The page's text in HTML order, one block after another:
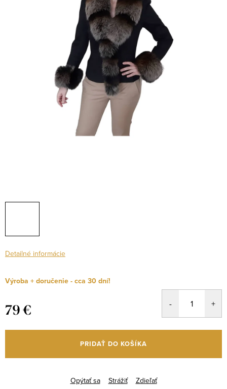
Detailné informácie
Výroba + doručenie - cca 30 dní!
79 €
cena:
PRIDAŤ DO KOŠÍKA
Opýtať sa Strážiť Zdieľať